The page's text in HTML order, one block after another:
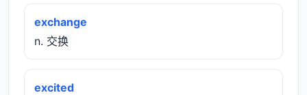
exchange
n. 交换
excited